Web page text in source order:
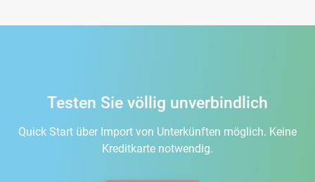
Testen Sie völlig unverbindlich
Quick Start über Import von Unterkünften möglich. Keine
Kreditkarte notwendig.